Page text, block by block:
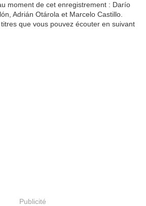
moment de cet enregistrement : Darío
Adrián Otárola et Marcelo Castillo.
que vous pouvez écouter en suivant
Publicité